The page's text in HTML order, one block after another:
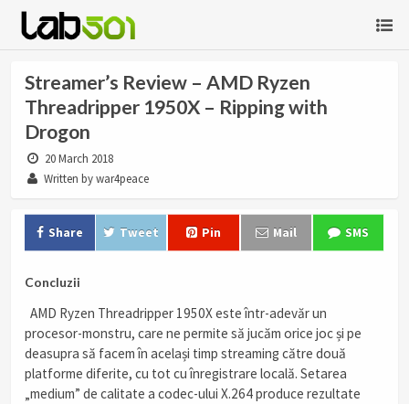
Streamer’s Review – AMD Ryzen
Threadripper 1950X – Ripping with
Drogon
20 March 2018
Written by war4peace
Share Tweet Pin Mail SMS
Concluzii
AMD Ryzen Threadripper 1950X este într-adevăr un
procesor-monstru, care ne permite să jucăm orice joc și pe
deasupra să facem în același timp streaming către două
platforme diferite, cu tot cu înregistrare locală. Setarea
„medium” de calitate a codec-ului X.264 produce rezultate